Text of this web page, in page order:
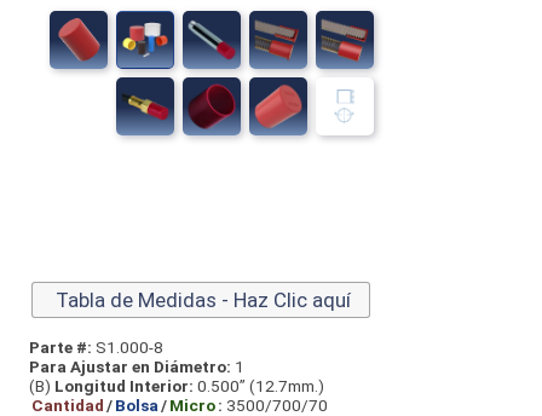
Tabla de Medidas - Haz Clic aquí
Parte #: S1.000-8
Para Ajustar en Diámetro: 1
(B) Longitud Interior: 0.500” (12.7mm.)
Cantidad/Bolsa/Micro: 3500/700/70